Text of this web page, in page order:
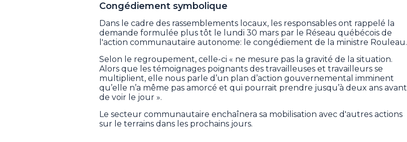
Congédiement symbolique
Dans le cadre des rassemblements locaux, les responsables ont rappelé la
demande formulée plus tôt le lundi 30 mars par le Réseau québécois de
l'action communautaire autonome: le congédiement de la ministre Rouleau.
Selon le regroupement, celle-ci « ne mesure pas la gravité de la situation.
Alors que les témoignages poignants des travailleuses et travailleurs se
multiplient, elle nous parle d’un plan d’action gouvernemental imminent
qu’elle n’a même pas amorcé et qui pourrait prendre jusqu’à deux ans avant
de voir le jour ».
Le secteur communautaire enchaînera sa mobilisation avec d'autres actions
sur le terrains dans les prochains jours.